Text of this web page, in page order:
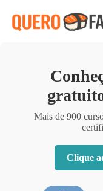
para
Mais de 900
Clique